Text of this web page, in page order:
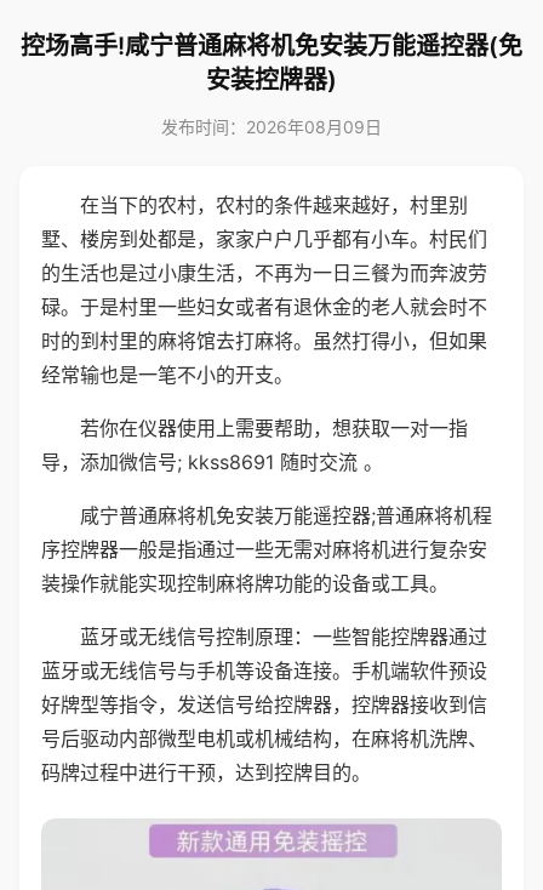
控场高手!咸宁普通麻将机免安装万能遥控器(免
安装控牌器)
发布时间：2026年08月09日
在当下的农村，农村的条件越来越好，村里别
墅、楼房到处都是，家家户户几乎都有小车。村民们
的生活也是过小康生活，不再为一日三餐为而奔波劳
碌。于是村里一些妇女或者有退休金的老人就会时不
时的到村里的麻将馆去打麻将。虽然打得小，但如果
经常输也是一笔不小的开支。
若你在仪器使用上需要帮助，想获取一对一指
导，添加微信号; kkss8691 随时交流 。
咸宁普通麻将机免安装万能遥控器;普通麻将机程
序控牌器一般是指通过一些无需对麻将机进行复杂安
装操作就能实现控制麻将牌功能的设备或工具。
蓝牙或无线信号控制原理：一些智能控牌器通过
蓝牙或无线信号与手机等设备连接。手机端软件预设
好牌型等指令，发送信号给控牌器，控牌器接收到信
号后驱动内部微型电机或机械结构，在麻将机洗牌、
码牌过程中进行干预，达到控牌目的。